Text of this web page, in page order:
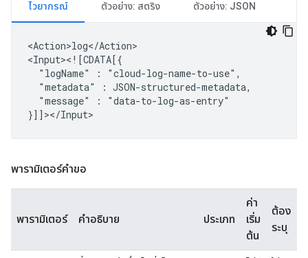
ไวยากรณ์ ตัวอย่าง: สตริง ตัวอย่าง: JSON
<Action>log</Action>
"logName"
:
"metadata"
:
"message"
:
"data-to-log-as-entry"
พารามิเตอร์คำขอ
พารามิเตอร์ คำอธิบาย ประเภท
ค่า
เริ่ม
ต้น
ต้อง
ระบุ